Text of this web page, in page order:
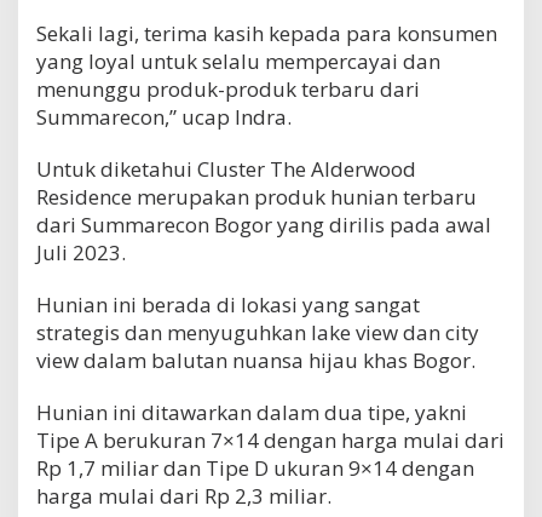
Sekali lagi, terima kasih kepada para konsumen
yang loyal untuk selalu mempercayai dan
menunggu produk-produk terbaru dari
Summarecon,” ucap Indra.
Untuk diketahui Cluster The Alderwood
Residence merupakan produk hunian terbaru
dari Summarecon Bogor yang dirilis pada awal
Juli 2023.
Hunian ini berada di lokasi yang sangat
strategis dan menyuguhkan lake view dan city
view dalam balutan nuansa hijau khas Bogor.
Hunian ini ditawarkan dalam dua tipe, yakni
Tipe A berukuran 7×14 dengan harga mulai dari
Rp 1,7 miliar dan Tipe D ukuran 9×14 dengan
harga mulai dari Rp 2,3 miliar.